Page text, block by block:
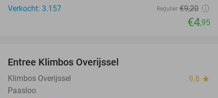
Verkocht: 3.157
Regulier €9,20
€4,95
Entree Klimbos Overijssel
Klimbos Overijssel 9.8 star
Paasloo